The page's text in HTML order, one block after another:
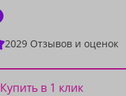
2029 Отзывов и оценок
Купить в 1 клик